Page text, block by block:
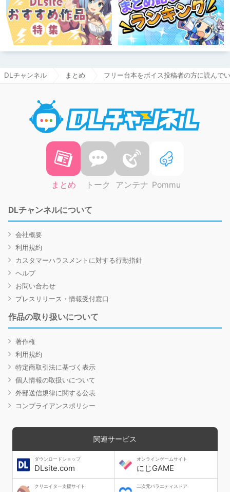
DLチャンネル まとめ フリー台本をボイス投稿者の方に読んで
まとめ トーク アンテナ Pommu
DLチャンネルについて
会社概要
利用規約
カスタマーハラスメントに対する行動指針
ヘルプ
お問い合わせ
プレスリリース・情報受付窓口
作品の取り扱いについて
著作権
利用規約
特定商取引法に基づく表示
個人情報の取扱いについて
外部送信規律に関する公表
コンプライアンスポリシー
関連サービス
ダウンロードショップ
DLsite.com
オンラインゲームサイト
にじGAME
クリエイター支援サイト 二次元バラエティストア